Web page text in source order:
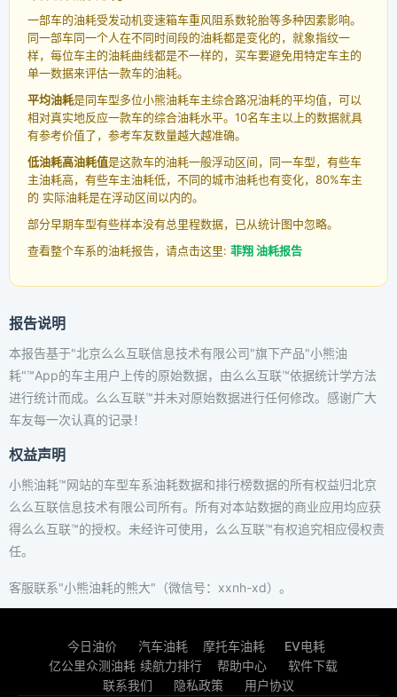
一部车的油耗受发动机变速箱车重风阻系数轮胎等多种因素影响。
同一部车同一个人在不同时间段的油耗都是变化的，就象指纹一
样，每位车主的油耗曲线都是不一样的，买车要避免用特定车主的
单一数据来评估一款车的油耗。
平均油耗是同车型多位小熊油耗车主综合路况油耗的平均值，可以
相对真实地反应一款车的综合油耗水平。10名车主以上的数据就具
有参考价值了，参考车友数量越大越准确。
低油耗高油耗值是这款车的油耗一般浮动区间，同一车型，有些车
主油耗高，有些车主油耗低，不同的城市油耗也有变化，80%车主
的 实际油耗是在浮动区间以内的。
部分早期车型有些样本没有总里程数据，已从统计图中忽略。
查看整个车系的油耗报告，请点击这里: 菲翔 油耗报告
报告说明
本报告基于"北京么么互联信息技术有限公司"旗下产品"小熊油
耗"™App的车主用户上传的原始数据，由么么互联™依据统计学方法
进行统计而成。么么互联™并未对原始数据进行任何修改。感谢广大
车友每一次认真的记录！
权益声明
小熊油耗™网站的车型车系油耗数据和排行榜数据的所有权益归北京
么么互联信息技术有限公司所有。所有对本站数据的商业应用均应获
得么么互联™的授权。未经许可使用，么么互联™有权追究相应侵权责
任。
客服联系"小熊油耗的熊大"（微信号：xxnh-xd）。
今日油价 汽车油耗 摩托车油耗
EV电耗
亿公里众测油耗 续航力排行 帮助中心
软件下载
联系我们
隐私政策 用户协议